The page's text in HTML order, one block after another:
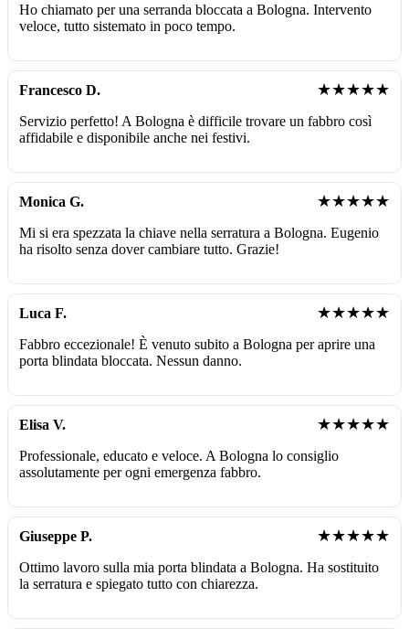
Ho chiamato per una serranda bloccata a Bologna. Intervento
veloce, tutto sistemato in poco tempo.
Francesco D. ★★★★★
Servizio perfetto! A Bologna è difficile trovare un fabbro così
affidabile e disponibile anche nei festivi.
Monica G. ★★★★★
Mi si era spezzata la chiave nella serratura a Bologna. Eugenio
ha risolto senza dover cambiare tutto. Grazie!
Luca F. ★★★★★
Fabbro eccezionale! È venuto subito a Bologna per aprire una
porta blindata bloccata. Nessun danno.
Elisa V. ★★★★★
Professionale, educato e veloce. A Bologna lo consiglio
assolutamente per ogni emergenza fabbro.
Giuseppe P. ★★★★★
Ottimo lavoro sulla mia porta blindata a Bologna. Ha sostituito
la serratura e spiegato tutto con chiarezza.